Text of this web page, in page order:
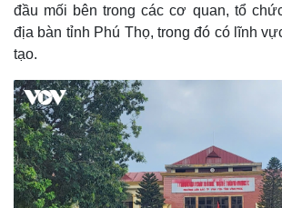
đầu mối bên trong các cơ quan, tổ
địa bàn tỉnh Phú Thọ, trong đó có lĩnh
tạo.